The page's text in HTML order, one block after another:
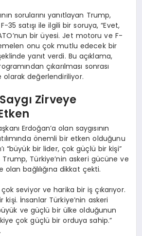
sorularını yanıtlayan Trump,
35 satışı ile ilgili bir soruya, “Evet,
bir üyesi. Jet motoru ve F-
onu çok mutlu edecek bir
yanıt verdi. Bu açıklama,
çıkarılması sonrası
değerlendiriliyor.
Zirveye
Erdoğan’a olan saygısının
önemli bir etken olduğunu
“büyük bir lider, çok güçlü bir kişi”
Türkiye’nin askeri gücüne ve
olan bağlılığına dikkat çekti.
seviyor ve harika bir iş çıkarıyor.
kişi. İnsanlar Türkiye’nin askeri
ve güçlü bir ülke olduğunun
çok güçlü bir orduya sahip.”